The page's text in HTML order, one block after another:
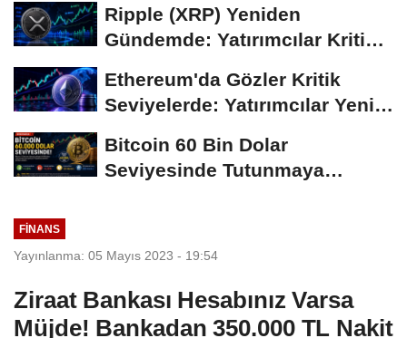
Ripple (XRP) Yeniden
Gündemde: Yatırımcılar Kritik
Ethereum'da Gözler Kritik
Seviyelerde: Yatırımcılar Yeni
Bitcoin 60 Bin Dolar
Seviyesinde Tutunmaya
FINANS
Yayınlanma: 05 Mayıs 2023 - 19:54
Ziraat Bankası Hesabınız Varsa
Müjde! Bankadan 350.000 TL Nakit